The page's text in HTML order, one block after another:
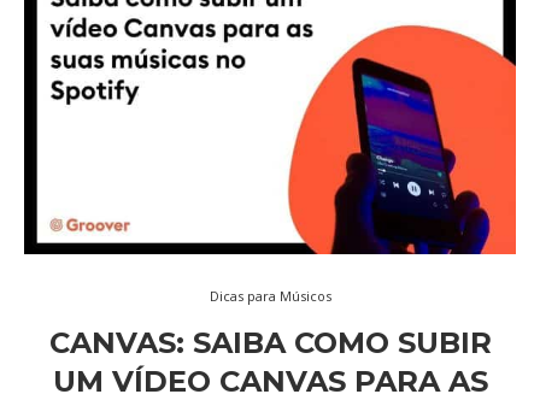
Dicas para Músicos
CANVAS: SAIBA COMO SUBIR
UM VÍDEO CANVAS PARA AS